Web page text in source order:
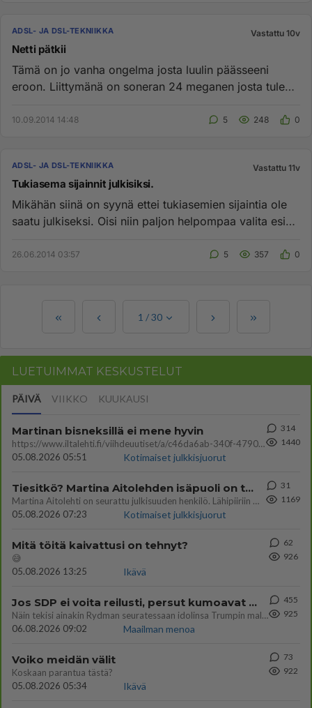
ADSL- JA DSL-TEKNIIKKA Vastattu 10v
Netti pätkii
Tämä on jo vanha ongelma josta luulin päässeeni
eroon. Liittymänä on soneran 24 meganen josta tulee
10.09.2014 14:48 5 248 0
ADSL- JA DSL-TEKNIIKKA Vastattu 11v
Tukiasema sijainnit julkisiksi.
Mikähän siinä on syynä ettei tukiasemien sijaintia ole
saatu julkiseksi. Oisi niin paljon helpompaa valita esim.
26.06.2014 03:57 5 357 0
1 /30
LUETUIMMAT KESKUSTELUT
PÄIVÄ VIIKKO KUUKAUSI
Martinan bisneksillä ei mene hyvin
https://www.iltalehti.fi/viihdeuutiset/a/c46da6ab-340f-4790-aaa7-0865eed2336 Yrityksen konkurssihakemus on tullut kärä
05.08.2026 05:51
Kotimaiset julkkisjuorut
314
1440
Tiesitkö? Martina Aitolehden isäpuoli on tämä suosittu laulaja
Martina Aitolehti on seurattu julkisuuden henkilö. Lähipiiriin mahtuu muitakin tunnettuja henkilöitä. Tiesitkö, että Ma
05.08.2026 07:23
Kotimaiset julkkisjuorut
31
1169
Mitä töitä kaivattusi on tehnyt?
😅
05.08.2026 13:25
Ikävä
62
926
Jos SDP ei voita reilusti, persut kumoavat demokratian Suomesta
Näin tekisi ainakin Rydman seuratessaan idolinsa Trumpin mallia https://www.is.fi/politiikka/art-2000012187244.html
06.08.2026 09:02
Maailman menoa
455
925
Voiko meidän välit
Koskaan parantua tästä?
05.08.2026 05:34
Ikävä
73
922